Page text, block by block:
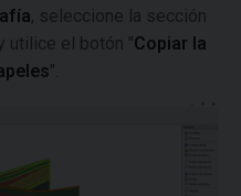
, seleccione la sección
utilice el botón "Copiar la
".